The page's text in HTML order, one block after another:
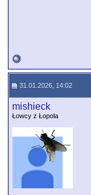
31.01.2026, 14:02
mishieck
Łowcy z Łopola